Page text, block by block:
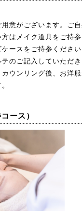
意がございます。ご
はメイク道具をご持
ースをご持参ください
のご記入していただ
ウンリング後、お洋
ース）